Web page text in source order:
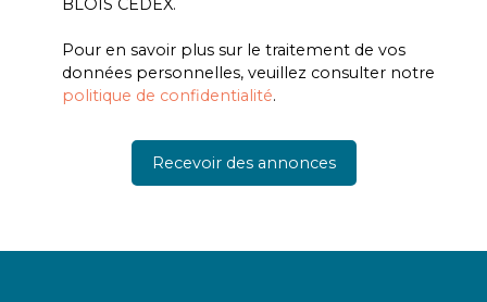
BLOIS CEDEX.
Pour en savoir plus sur le traitement de vos
données personnelles, veuillez consulter notre
politique de confidentialité.
Recevoir des annonces